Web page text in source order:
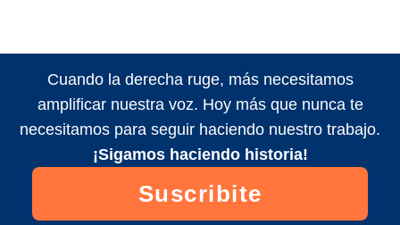
Cuando la derecha ruge, más necesitamos
amplificar nuestra voz. Hoy más que nunca te
necesitamos para seguir haciendo nuestro trabajo.
¡Sigamos haciendo historia!
Suscribite